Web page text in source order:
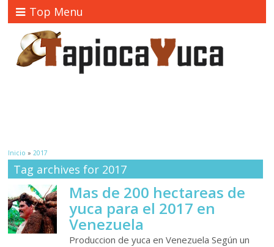
Top Menu
Inicio »2017
Tag archives for 2017
Mas de 200 hectareas de
yuca para el 2017 en
Venezuela
Produccion de yuca en Venezuela Según un